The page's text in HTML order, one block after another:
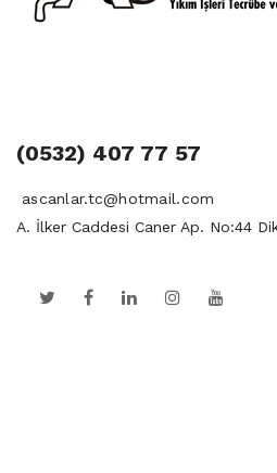
(0532) 407 77 57
ascanlar.tc@hotmail.com
A. İlker Caddesi Caner Ap. No:44